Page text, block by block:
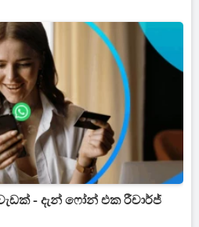
- දැන් ෆෝන් එක රීචාර්ජ්